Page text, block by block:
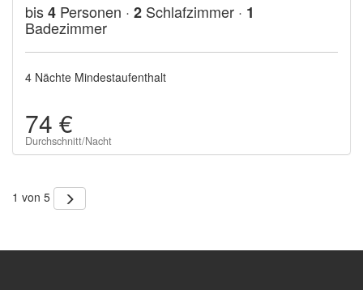
bis4 Personen · 2 Schlafzimmer · 1
Badezimmer
4 Nächte Mindestaufenthalt
74 €
Durchschnitt/Nacht
1 von 5